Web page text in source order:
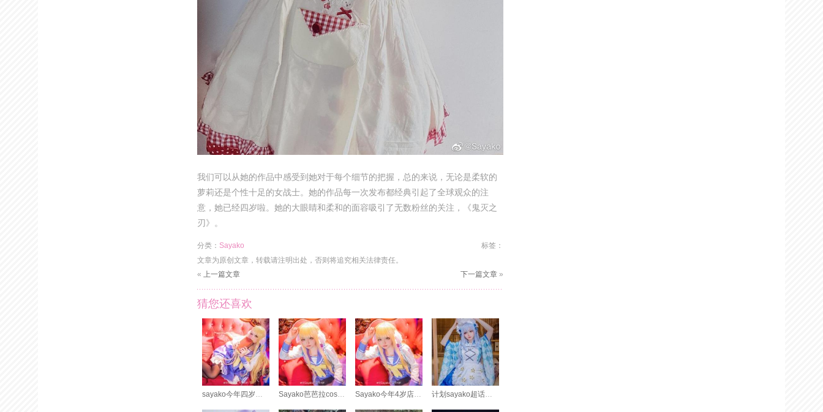
我们可以从她的作品中感受到她对于每个细节的把握，总的来说，无论是柔软的
萝莉还是个性十足的女战士。她的作品每一次发布都经典引起了全球观众的注
意，她已经四岁啦。她的大眼睛和柔和的面容吸引了无数粉丝的关注，《鬼灭之
刃》。
分类： Sayako
标签：
文章为原创文章，转载请注明出处，否则将追究相关法律责任。
« 上一篇文章 下一篇文章 »
猜您还喜欢
sayako今年四岁了，无删照片完美呈现 Sayako芭芭拉cos：精美原图照片套 Sayako今年4岁店铺大放送超值图包 计划sayako超话憧憬的约会日，用珍贵的照片记录着意义非凡的时刻